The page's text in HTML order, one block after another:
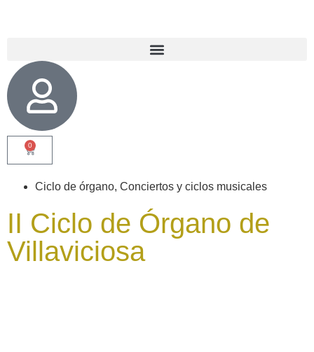
0
Ciclo de órgano, Conciertos y ciclos musicales
II Ciclo de Órgano de
Villaviciosa